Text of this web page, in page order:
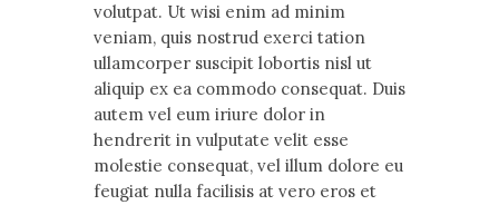
volutpat. Ut wisi enim ad minim
veniam, quis nostrud exerci tation
ullamcorper suscipit lobortis nisl ut
aliquip ex ea commodo consequat. Duis
autem vel eum iriure dolor in
hendrerit in vulputate velit esse
molestie consequat, vel illum dolore eu
feugiat nulla facilisis at vero eros et